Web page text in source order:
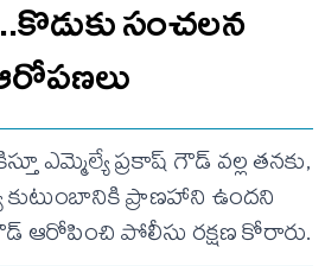
సంచలన
ఎమ్మెల్యే ప్రకాష్ గౌడ్ వల్ల తనకు,
ప్రాణహాని ఉందని
ఆరోపించి పోలీసు రక్షణ కోరారు.